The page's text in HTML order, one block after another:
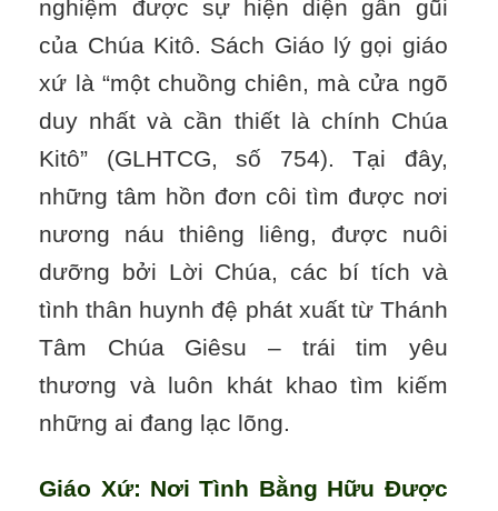
nghiệm được sự hiện diện gần gũi
của Chúa Kitô. Sách Giáo lý gọi giáo
xứ là “một chuồng chiên, mà cửa ngõ
duy nhất và cần thiết là chính Chúa
Kitô” (GLHTCG, số 754). Tại đây,
những tâm hồn đơn côi tìm được nơi
nương náu thiêng liêng, được nuôi
dưỡng bởi Lời Chúa, các bí tích và
tình thân huynh đệ phát xuất từ Thánh
Tâm Chúa Giêsu – trái tim yêu
thương và luôn khát khao tìm kiếm
những ai đang lạc lõng.
Giáo Xứ: Nơi Tình Bằng Hữu Được